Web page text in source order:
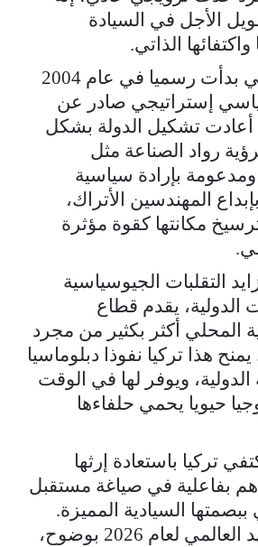
الأجل في السيادة
واكتفائها الذاتي.
هذه المسيرة، التي بدأت رسميا في عام 2004
إستراتيجي صادر عن
أعادت تشكيل الدولة بشكل
رواد الصناعة مثل
بإرادة سياسية
المهندسين الأتراك،
مكانتها كقوة مؤثرة
التقلبات الجيوسياسية
الدولية، يقدم قطاع
المحلي أكثر بكثير من مجرد
هذا تركيا نفوذا دبلوماسيا
ويوفر لها في الوقت
حيويا يحمي حلفاءها
تركيا باستعادة إرثها
بفاعلية في صياغة مستقبل
ببصمتها السيادية المميزة.
وكما يشير المشهد العالمي لعام 2026 بوضوح،